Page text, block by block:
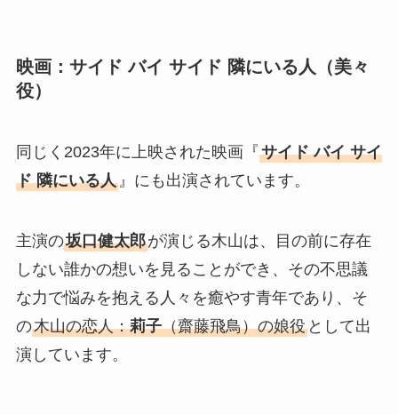
映画：サイド バイ サイド 隣にいる人（美々
役）
同じく2023年に上映された映画『サイド バイ サイ
ド 隣にいる人』にも出演されています。
主演の坂口健太郎が演じる木山は、目の前に存在
しない誰かの想いを見ることができ、その不思議
な力で悩みを抱える人々を癒やす青年であり、そ
の木山の恋人：莉子（齋藤飛鳥）の娘役として出
演しています。